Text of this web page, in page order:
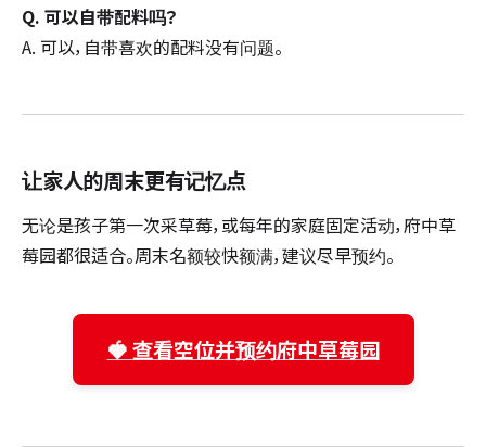
Q. 可以自带配料吗？
A. 可以，自带喜欢的配料没有问题。
让家人的周末更有记忆点
无论是孩子第一次采草莓，或每年的家庭固定活动，府中草
莓园都很适合。周末名额较快额满，建议尽早预约。
🍓 查看空位并预约府中草莓园